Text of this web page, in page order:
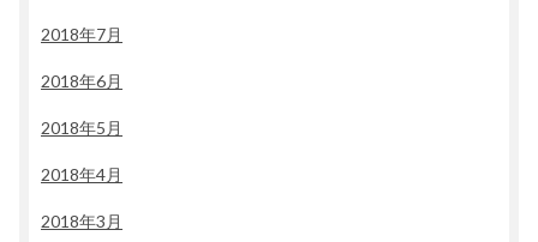
2018年7月
2018年6月
2018年5月
2018年4月
2018年3月